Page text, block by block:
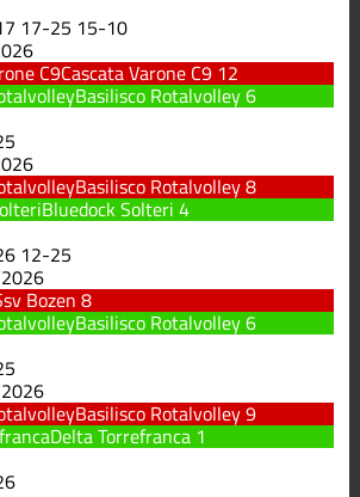
17-25 15-10
Cascata Varone C9 12
Basilisco Rotalvolley6
Basilisco Rotalvolley8
Bluedock Solteri 4
12-25
Bozen 8
Basilisco Rotalvolley6
Basilisco Rotalvolley9
Delta Torrefranca 1